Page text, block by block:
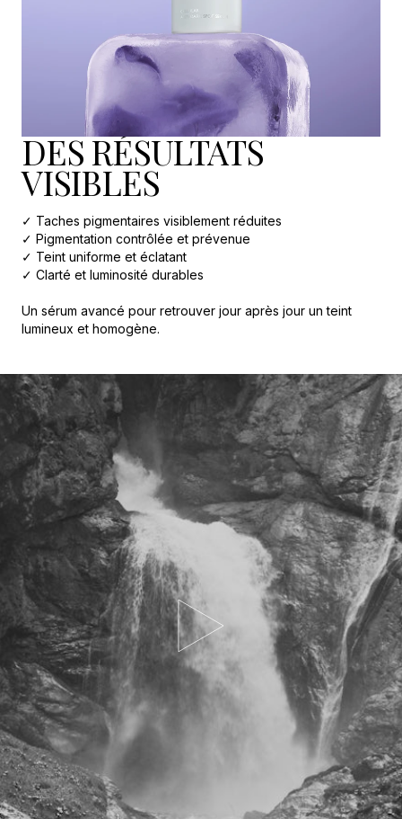
DES RÉSULTATS
VISIBLES
✓ Taches pigmentaires visiblement réduites
✓ Pigmentation contrôlée et prévenue
✓ Teint uniforme et éclatant
✓ Clarté et luminosité durables
Un sérum avancé pour retrouver jour après jour un teint
lumineux et homogène.